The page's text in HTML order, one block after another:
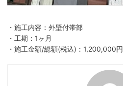
・施工内容：外壁付帯部
・工期：1ヶ月
・施工金額/総額(税込)：1,200,000円